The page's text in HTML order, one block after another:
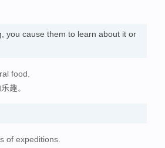
you cause them to learn about it or
food.
趣。
of expeditions.